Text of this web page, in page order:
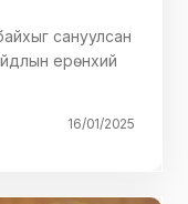
сануулсан
ерөнхий
16/01/2025